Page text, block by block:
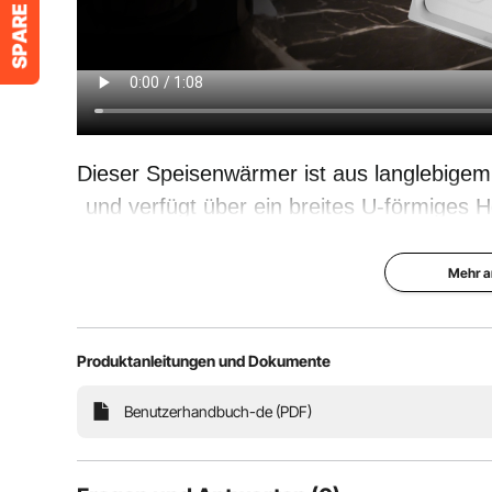
Dieser Speisenwärmer ist aus
und verfügt über ein breites U-förmiges
Verbesserte Heizfunktion
Mehr
Produktanleitungen und Dokumente
Benutzerhandbuch-de (PDF)